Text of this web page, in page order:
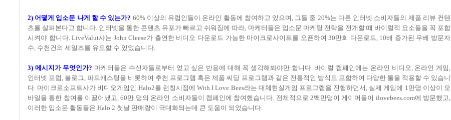
2) 어떻게 입소문 나게 할 수 있는가? 60% 이상의 유럽인들이 온라인 활동에 참여하고 있으며, 그들 중 20%는 다른 인터넷 소비자들의 제품 리뷰 컨텐
츠를 살펴본다고 합니다. 인터넷을 통한 콘텐츠 유포가 빠르고 쉬워짐에 따라, 마케터들은 입소문 마케팅 전략을 전개할 때 바이럴적 요소들을 꼭 포함
시켜야 합니다. LiveValut사는 John Cleese가 출연한 비디오 다운로드 가능한 마이크로사이트를 오픈하여 30만회 다운로드, 10배 증가된 우베 방문자
수, 수천건의 세일즈를 유도할 수 있었습니다.
3) 메시지가 무엇인가? 마케터들은 수신자들로부터 얻고 싶은 반응에 대해 꼭 생각해봐야만 합니다. 바이럴 캠페인에는 온라인 비디오, 온라인 게임,
인터넷 포럼, 블로그, 파드캐스팅을 비롯하여 추천 프로그램 혹은 제품 씨딩 프로그램과 같은 전통적인 방식도 포함하여 다양한 툴을 적용할 수 있습니
다. 마이크로소프트사가 비디오게임인 Halo2를 런칭시점에 With I Love Bees라는 대체현실게임 프로그램을 진행하면서, 실제 게임에 1만명 이상이 모
바일을 통한 참여를 이끌어냈고, 60만 명의 온라인 소비자들이 캠페인에 참여했습니다. 전체적으로 2백만명이 게이머들이 ilovebees.com에 방문했고,
이러한 입소문 활동들은 Halo 2 첫날 판매량이 극대화되는데 큰 도움이 되었습니다.